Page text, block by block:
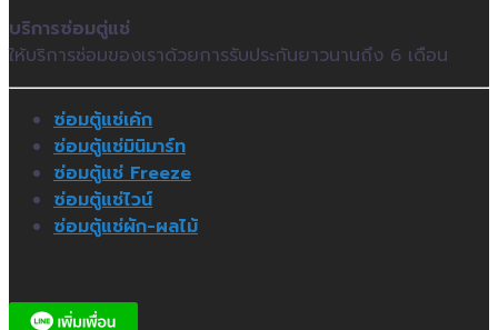
บริการซ่อมตู่แช่
ให้บริการซ่อมของเราด้วยการรับประกันยาวนานถึง 6 เดือน
ซ่อมตู้แช่เค้ก
ซ่อมตู้แช่มินิมาร์ท
ซ่อมตู้แช่ Freeze
ซ่อมตู้แช่ไวน์
ซ่อมตู้แช่ผัก-ผลไม้